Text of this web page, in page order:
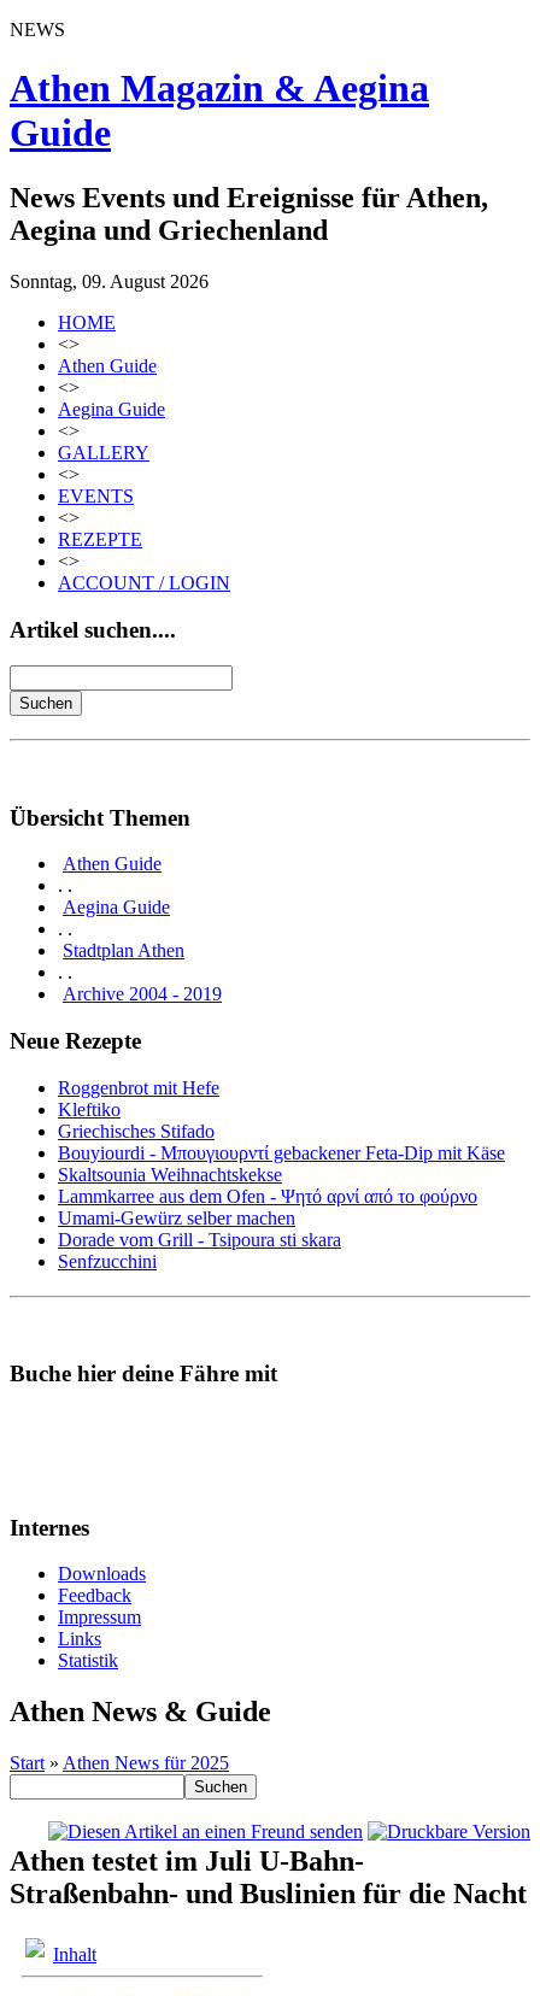
NEWS
Athen Magazin & Aegina
Guide
News Events und Ereignisse für Athen,
Aegina und Griechenland
Sonntag, 09. August 2026
HOME
<>
Athen Guide
<>
Aegina Guide
<>
GALLERY
<>
EVENTS
<>
REZEPTE
<>
ACCOUNT / LOGIN
Artikel suchen....
Übersicht Themen
Athen Guide
. .
Aegina Guide
. .
Stadtplan Athen
. .
Archive 2004 - 2019
Neue Rezepte
Roggenbrot mit Hefe
Kleftiko
Griechisches Stifado
Bouyiourdi - Μπουγιουρντί gebackener Feta-Dip mit Käse
Skaltsounia Weihnachtskekse
Lammkarree aus dem Ofen - Ψητό αρνί από το φούρνο
Umami-Gewürz selber machen
Dorade vom Grill - Tsipoura sti skara
Senfzucchini
Buche hier deine Fähre mit
Internes
Downloads
Feedback
Impressum
Links
Statistik
Athen News & Guide
Start » Athen News für 2025
Athen testet im Juli U-Bahn-
Straßenbahn- und Buslinien für die Nacht
Inhalt